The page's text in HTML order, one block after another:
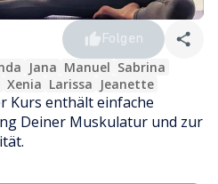
Folgen
Jana Manuel Sabrina
Xenia Larissa Jeanette
Kurs enthält einfache
Deiner Muskulatur und zur